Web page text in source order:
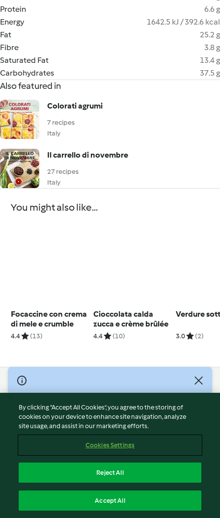
Protein
6.6 g
Energy
1642.5 kJ / 392.6 kcal
Fat
25.2 g
Fibre
3.8 g
Saturated Fat
13.4 g
Carbohydrates
37.5 g
Also featured in
Colorati agrumi
7 recipes
Italy
Il carrello di novembre
27 recipes
Italy
You might also like...
Focaccine con crema
di mele e crumble
4.4 (13)
Cioccolata calda
zucca e crème brûlée
4.4 (10)
Verdure
3.0 (2)
© Copyright 2026
Terms of Service
Privacy Policy
Disclaimer
Cookies
Withdraw Contract
By clicking “Accept All Cookies”, you agree to the storing of
cookies on your device to enhance site navigation, analyze
site usage, and assist in our marketing efforts.
Cookies Settings
Reject All
Accept All